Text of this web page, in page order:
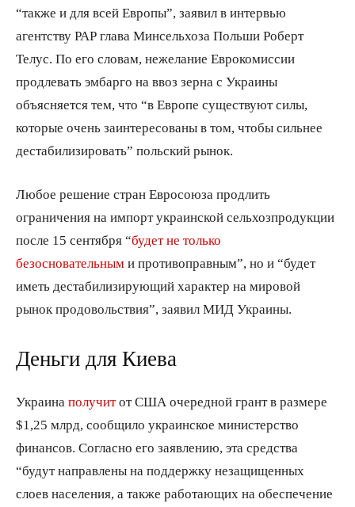
“также и для всей Европы”, заявил в интервью
агентству PAP глава Минсельхоза Польши Роберт
Телус. По его словам, нежелание Еврокомиссии
продлевать эмбарго на ввоз зерна с Украины
объясняется тем, что “в Европе существуют силы,
которые очень заинтересованы в том, чтобы сильнее
дестабилизировать” польский рынок.
Любое решение стран Евросоюза продлить
ограничения на импорт украинской сельхозпродукции
после 15 сентября “будет не только
безосновательным и противоправным”, но и “будет
иметь дестабилизирующий характер на мировой
рынок продовольствия”, заявил МИД Украины.
Деньги для Киева
Украина получитот США очередной грант в размере
$1,25 млрд, сообщило украинское министерство
финансов. Согласно его заявлению, эта средства
“будут направлены на поддержку незащищенных
слоев населения, а также работающих на обеспечение